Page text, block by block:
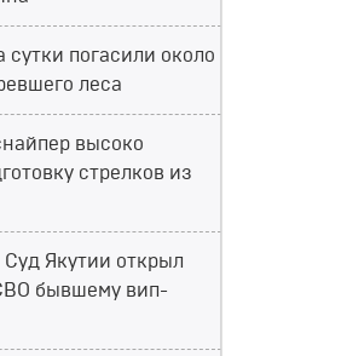
сутки погасили около
леса
высоко
стрелков из
Якутии открыл
бывшему вип-